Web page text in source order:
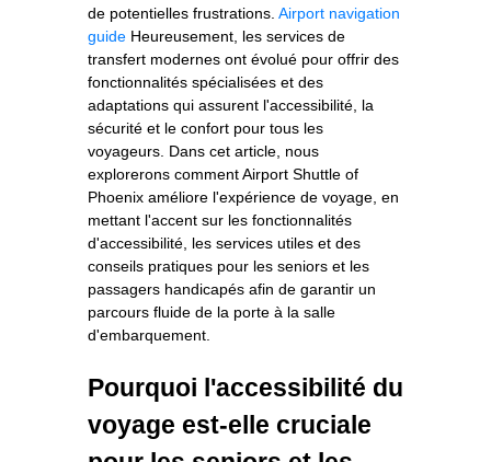
de potentielles frustrations. Airport navigation
guide Heureusement, les services de
transfert modernes ont évolué pour offrir des
fonctionnalités spécialisées et des
adaptations qui assurent l'accessibilité, la
sécurité et le confort pour tous les
voyageurs. Dans cet article, nous
explorerons comment Airport Shuttle of
Phoenix améliore l'expérience de voyage, en
mettant l'accent sur les fonctionnalités
d'accessibilité, les services utiles et des
conseils pratiques pour les seniors et les
passagers handicapés afin de garantir un
parcours fluide de la porte à la salle
d'embarquement.
Pourquoi l'accessibilité du
voyage est-elle cruciale